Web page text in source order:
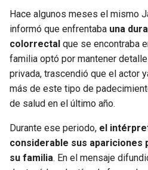
Hace algunos meses el mismo
informó que enfrentaba una
colorrectal que se encontraba
familia optó por mantener
privada, trascendió que el actor
más de este tipo de
de salud en el último año.
Durante ese periodo, el
considerable sus apariciones
su familia. En el mensaje